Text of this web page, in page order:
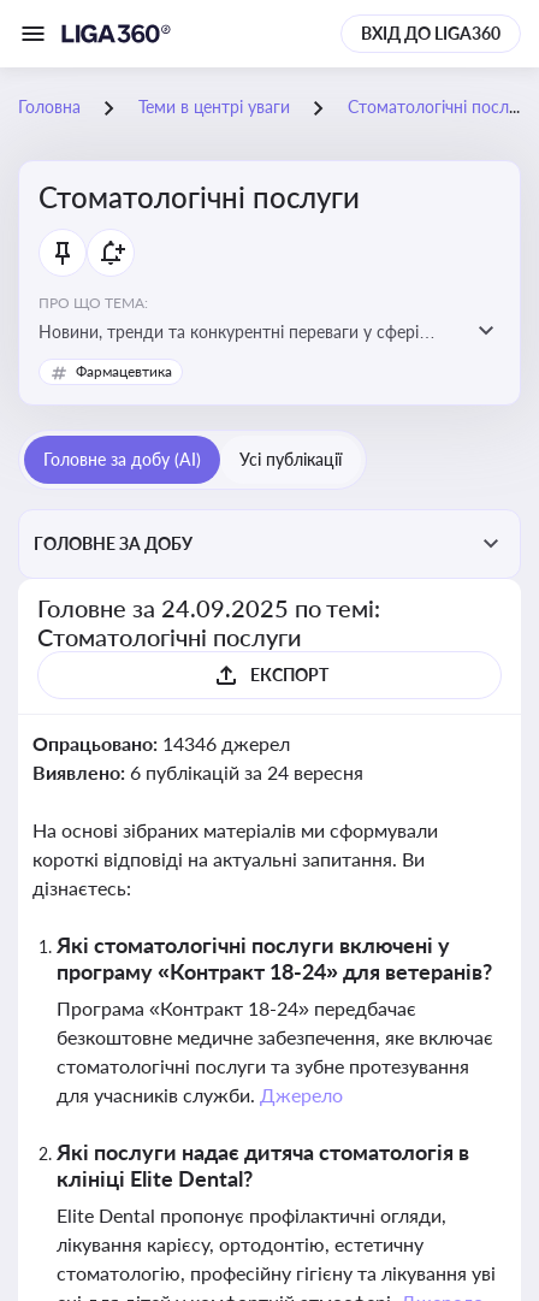
ВХІД ДО LIGA360
Головна Теми в центрі уваги Стоматологічні послуги
Стоматологічні послуги
ПРО ЩО ТЕМА:
Новини, тренди та конкурентні переваги у сфері
стоматологічних послуг. Використання новітніх
технологій та стратегій для покращення
Фармацевтика
Головне за добу (AI) Усі публікації
ГОЛОВНЕ ЗА ДОБУ
Головне за 24.09.2025 по темі:
Стоматологічні послуги
ЕКСПОРТ
Опрацьовано: 14346 джерел
Виявлено: 6 публікацій за 24 вересня
На основі зібраних матеріалів ми сформували
короткі відповіді на актуальні запитання. Ви
дізнаєтесь:
Які стоматологічні послуги включені у
програму «Контракт 18-24» для ветеранів?
Програма «Контракт 18-24» передбачає
безкоштовне медичне забезпечення, яке включає
стоматологічні послуги та зубне протезування
для учасників служби. Джерело
Які послуги надає дитяча стоматологія в
клініці Elite Dental?
Elite Dental пропонує профілактичні огляди,
лікування карієсу, ортодонтію, естетичну
стоматологію, професійну гігієну та лікування уві